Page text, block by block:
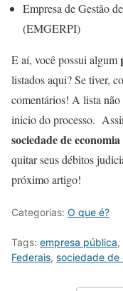
Empresa de Gestão
(EMGERPI)
E aí, você possui algum
listados aqui? Se tiver,
comentários! A lista
inicio do processo.
sociedade de
quitar seus débitos
próximo artigo!
Categorias: O que é?
Tags: empresa pública,
Federais, sociedade de